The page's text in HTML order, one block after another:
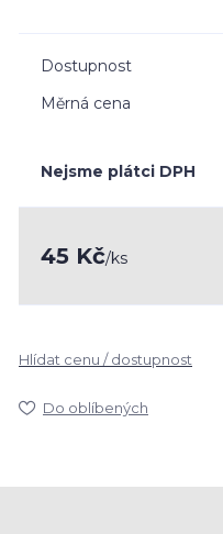
Dostupnost
Měrná cena
Nejsme plátci DPH
45 Kč/ks
Hlídat cenu / dostupnost
Do oblíbených